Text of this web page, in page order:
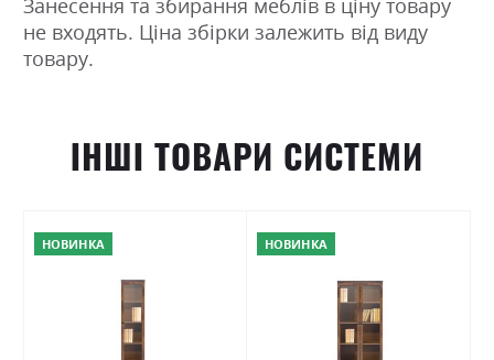
Занесення та збирання меблів в ціну товару
не входять. Ціна збірки залежить від виду
товару.
ІНШІ ТОВАРИ СИСТЕМИ
НОВИНКА НОВИНКА